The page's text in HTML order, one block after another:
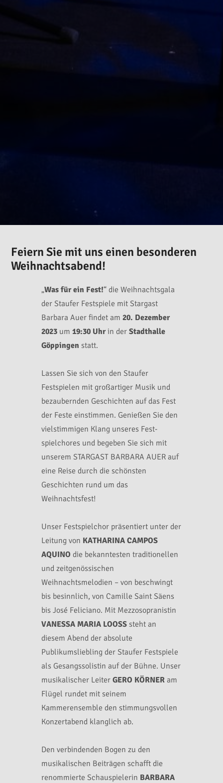
Feiern Sie mit uns einen besonderen
Weihnachtsabend!
„Was für ein Fest!“ die Weihnachtsgala
der Staufer Festspiele mit Stargast
Barbara Auer findet am 20. Dezember
2023 um 19:30 Uhrin derStadthalle
Göppingen statt.
Lassen Sie sich von den Staufer
Festspielen mit großartiger Musik und
bezaubernden Geschichten auf das Fest
der Feste einstimmen. Genießen Sie den
vielstimmigen Klang unseres Fest­
spielchores und begeben Sie sich mit
unserem STARGAST BARBARA AUER auf
eine Reise durch die schönsten
Geschichten rund um das
Weihnachtsfest!
Unser Festspielchor präsentiert unter der
Leitung von KATHARINA CAMPOS
AQUINO die bekanntesten traditio­nellen
und zeitgenössischen
Weihnachtsmelodien – von beschwingt
bis besinnlich, von Camille Saint Säens
bis José Feliciano. Mit Mezzosopranistin
VANESSA MARIA LOOSSsteht an
diesem Abend der absolute
Publikumsliebling der Staufer Festspiele
als Gesangssolistin auf der Bühne. Unser
musikalischer Leiter GERO KÖRNERam
Flügel rundet mit seinem
Kammerensemble den stimmungsvollen
Konzert­abend klanglich ab.
Den verbindenden Bogen zu den
musikalischen Beiträgen schafft die
renommierte Schauspielerin BARBARA